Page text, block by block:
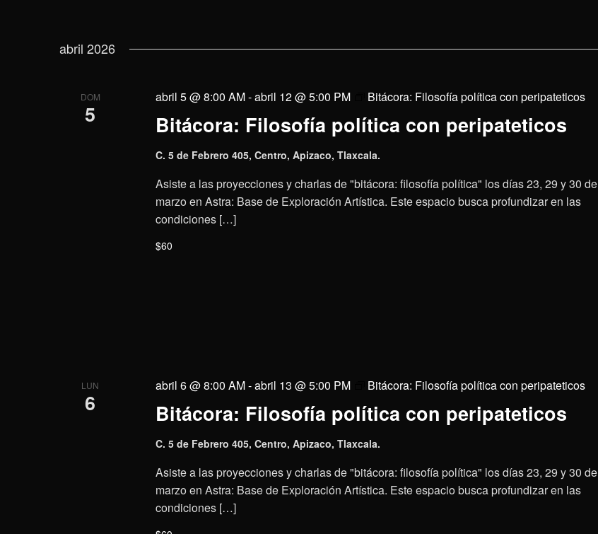
abril 2026
DOM
5 Bitácora: Filosofía política con peripateticos
abril 5 @ 8:00 AM-abril 12 @ 5:00 PM Bitácora: Filosofía política con peripateticos
C. 5 de Febrero 405, Centro, Apizaco, Tlaxcala.
Asiste a las proyecciones y charlas de "bitácora: filosofía política" los días 23, 29 y 30 de
marzo en Astra: Base de Exploración Artística. Este espacio busca profundizar en las
condiciones […]
$60
LUN
6 Bitácora: Filosofía política con peripateticos
abril 6 @ 8:00 AM-abril 13 @ 5:00 PM Bitácora: Filosofía política con peripateticos
C. 5 de Febrero 405, Centro, Apizaco, Tlaxcala.
Asiste a las proyecciones y charlas de "bitácora: filosofía política" los días 23, 29 y 30 de
marzo en Astra: Base de Exploración Artística. Este espacio busca profundizar en las
condiciones […]